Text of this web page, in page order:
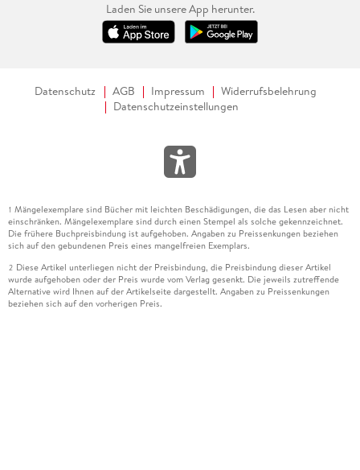
Laden Sie unsere App herunter.
Datenschutz AGB Impressum
Widerrufsbelehrung
Datenschutzeinstellungen
1 Mängelexemplare sind Bücher mit leichten Beschädigungen, die das Lesen aber nicht
einschränken. Mängelexemplare sind durch einen Stempel als solche gekennzeichnet.
Die frühere Buchpreisbindung ist aufgehoben. Angaben zu Preissenkungen beziehen
sich auf den gebundenen Preis eines mangelfreien Exemplars.
2 Diese Artikel unterliegen nicht der Preisbindung, die Preisbindung dieser Artikel
wurde aufgehoben oder der Preis wurde vom Verlag gesenkt. Die jeweils zutreffende
Alternative wird Ihnen auf der Artikelseite dargestellt. Angaben zu Preissenkungen
beziehen sich auf den vorherigen Preis.